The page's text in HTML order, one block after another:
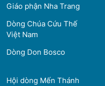
Giáo phận Nha Trang
Dòng Chúa Cứu Thế
Việt Nam
Dòng Don Bosco
Hội dòng Mến Thánh